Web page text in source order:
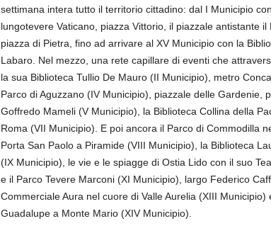
settimana intera tutto il territorio cittadino: dal I Municipio
lungotevere Vaticano, piazza Vittorio, il piazzale antistante il
piazza di Pietra, fino ad arrivare al XV Municipio con la
Labaro. Nel mezzo, una rete capillare di eventi che
la sua Biblioteca Tullio De Mauro (II Municipio), metro
Parco di Aguzzano (IV Municipio), piazzale delle Gardenie,
Goffredo Mameli (V Municipio), la Biblioteca Collina della
Roma (VII Municipio). E poi ancora il Parco di Commodilla
Porta San Paolo a Piramide (VIII Municipio), la Biblioteca
(IX Municipio), le vie e le spiagge di Ostia Lido con il suo
e il Parco Tevere Marconi (XI Municipio), largo Federico
Commerciale Aura nel cuore di Valle Aurelia (XIII
Guadalupe a Monte Mario (XIV Municipio).